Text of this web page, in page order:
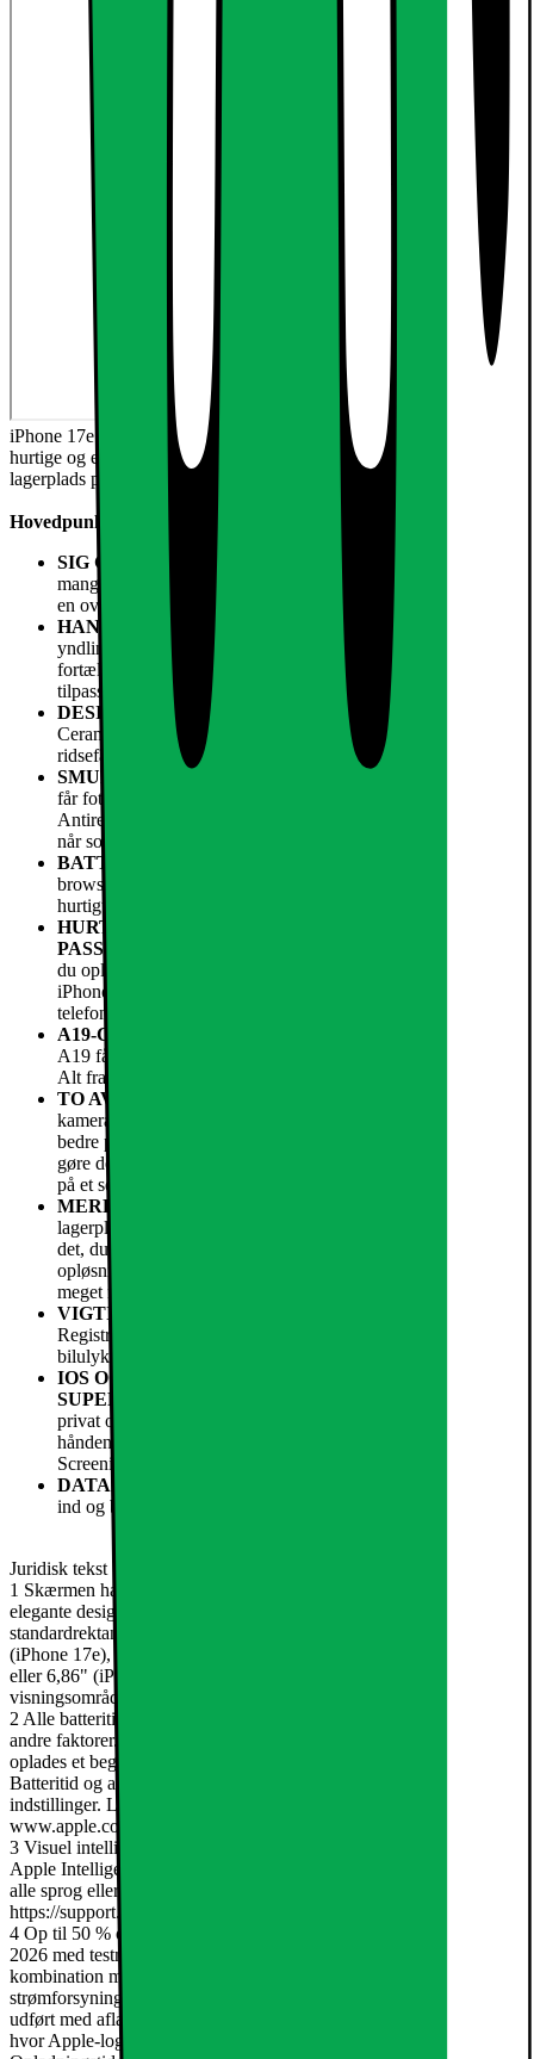
iPhone 17e har en smuk 6,1" Super Retina XDR-skærm,1 den
hurtige og effektive A19-chip, batteritid til hele dagen2 og
lagerplads på 256 GB og opefter.
Hovedpunkter
SIG GODDAG TIL ET GODT KØB
– iPhone 17e har
mange af de samme fantastiske funktioner som iPhone 17 til
en overkommelig pris.
HANDLINGSKNAP
– Få hurtig adgang til dine
yndlingsapps og funktioner, eller brug visuel intelligens til at
fortælle dig om ting i dine omgivelser.3 Knappen kan
tilpasses, som du vil.
DESIGNET TIL AT HOLDE
– iPhone 17e beskyttes af
Ceramic Shield 2 på forsiden med tre gange bedre
ridsefasthed end den forrige generation.
SMUK SKÆRM
får fotos et farvepift, og tekst er let at læse.1
Antirefleks¬belægningen med syv lag reducerer genskin, selv
når solen er skarp.
BATTERITID TIL HELE DAGEN
browse på nettet og binge film og serier i timevis.2 Oplad
hurtigt med USB-C og nu også med MagSafe.
HURTIG TRÅDLØS OPLADNING. MED MAGSAFE
PASSER DET HELE PERFEKT.
du oplade trådløst op til 15 W sammenlignet med 7,5 W med
iPhone 16e. Så er det nemt, praktisk og hurtigt at lade
telefonen op, når den er løbet tør.4
A19-CHIP. BULDRER DERUDAD. HELE DAGEN.
A19 får alt til at gå hurtigt og nemt – nu og i mange år frem.
Alt fra grafiktunge spil til 4K-streaming og meget andet.
TO AVANCEREDE KAMERAER I ÉT
kameraet leverer 2 x tele i optisk kvalitet. Og med endnu
bedre portrætter kan du fange øjeblikket med et billede og
gøre det til et smukt portræt ved at tilføje baggrunds¬sløring
på et senere tidspunkt.
MERE PLADS TIL ALT DET VIGTIGE
lagerplads på 256 GB og opefter er der masser af plads til alt
det, du elsker, nu og fremover. Alt fra billeder med superhøj
opløsning og 4K-videoer til dine mest brugte apps, spil og
meget mere.
VIGTIGE SIKKERHEDS¬FUNKTIONER
Registrering af ulykke kan iPhone registrere en alvorlig
bilulykke og ringe efter hjælp, hvis du ikke selv kan.5
IOS OG APPLE INTELLIGENCE.
SUPERHJÆLPSOMME I HVERDAGEN.
privat og fyldt med power. Skriv, udtryk dig og få mere fra
hånden på en supernem måde med avancerede funktioner som
Screening af opkald, Visk ud og Visuel intelligens.3
DATABESKYTTELSE
ind og betale på en sikker måde.
Juridisk tekst
1 Skærmen har afrundede hjørner, som følger kurverne på det
elegante design. Hjørnerne ligger inden for et format svarende til et
standardrektangel. Målt som et standardrektangel er skærmen 6,06"
(iPhone 17e), 6,27" (iPhone 17, iPhone 17 Pro), 6,55" (iPhone Air)
eller 6,86" (iPhone 17 Pro Max) diagonalt. Det faktiske
visningsområde er mindre.
2 Alle batteritider afhænger af netværkskonfiguration og mange
andre faktorer. De faktiske resultater vil variere. Batteriet kan
oplades et begrænset antal gange og skal evt. med tiden udskiftes.
Batteritid og antallet af opladninger afhænger af brug og
indstillinger. Læs mere på www.apple.com/dk/batteries og
www.apple.com/dk/iphone/battery.html.
3 Visuel intelligens er tilgængelig på alle iPhone-modeller, der har
Apple Intelligence slået til. Visse funktioner er ikke tilgængelige på
alle sprog eller i alle områder. Læs mere på
https://support.apple.com/121115#visual-intelligence.
4 Op til 50 % opladet på 30 minutter. Test udført af Apple i januar
2026 med testmodeller af iPhone 17e-enheder og betasoftware i
kombination med USB C-opladerkabel med Apple USB C-
strømforsyning på 20 W (model A2305). Test af hurtig opladning
udført med afladede iPhone-enheder. Tiden blev målt fra det øjeblik,
hvor Apple-logoet blev vist på skærmen, imens enheden startede.